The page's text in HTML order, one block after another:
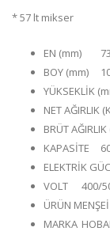
* 57 lt mikser
EN (mm)
BOY (mm)
YÜKSEKLİK
NET AĞIRLIK
BRÜT AĞIRLIK
KAPASİTE
ELEKTRİK
VOLT
400/
ÜRÜN MENŞEİ
MARKA